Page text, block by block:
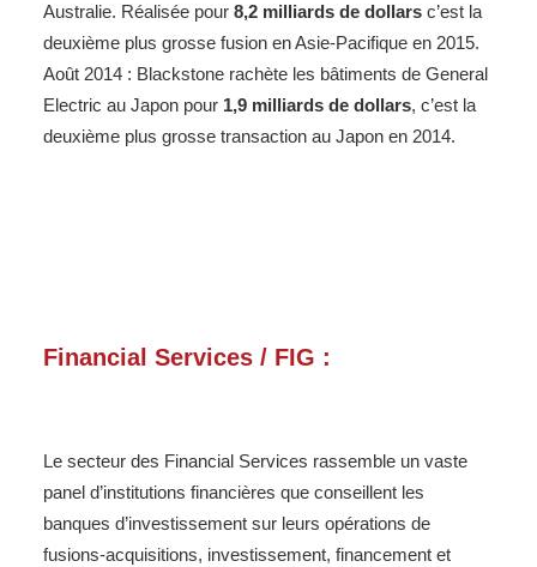
Australie. Réalisée pour 8,2 milliards de dollars c’est la
deuxième plus grosse fusion en Asie-Pacifique en 2015.
Août 2014 : Blackstone rachète les bâtiments de General
Electric au Japon pour 1,9 milliards de dollars, c’est la
deuxième plus grosse transaction au Japon en 2014.
Financial Services / FIG :
Le secteur des Financial Services rassemble un vaste
panel d’institutions financières que conseillent les
banques d’investissement sur leurs opérations de
fusions-acquisitions, investissement, financement et